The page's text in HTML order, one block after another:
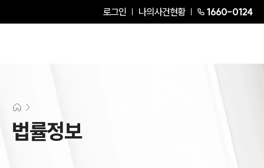
로그인 나의사건현황 1660-0124
법률정보